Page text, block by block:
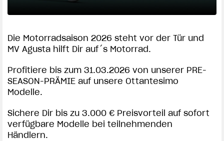
ABOUT
SUPERVELOCE ARSHAM
Follow Us
INSTAGRAM
FACEBOOK
YOUTUBE
Die Motorradsaison 2026 steht vor der Tür und
MV Agusta hilft Dir auf´s Motorrad.
Profitiere bis zum 31.03.2026 von unserer PRE-
SEASON-PRÄMIE auf unsere Ottantesimo
Modelle.
Sichere Dir bis zu 3.000 € Preisvorteil auf sofort
verfügbare Modelle bei teilnehmenden
Händlern.